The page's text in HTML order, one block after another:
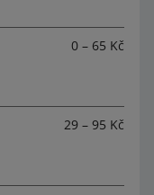
0 – 65 Kč
29 – 95 Kč